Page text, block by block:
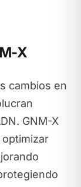
X
cambios en
GNM-X
optimizar